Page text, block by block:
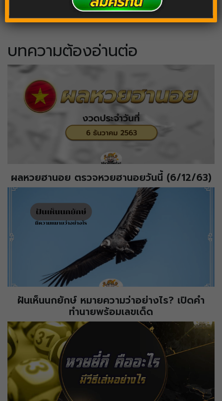
บทความต้องอ่านต่อ
ผลหวยฮานอย ตรวจหวยฮานอยวันนี้ (6/12/63)
ฝันเห็นนกยักษ์ หมายความว่าอย่างไร? เปิดคำ
ทำนายพร้อมเลขเด็ด